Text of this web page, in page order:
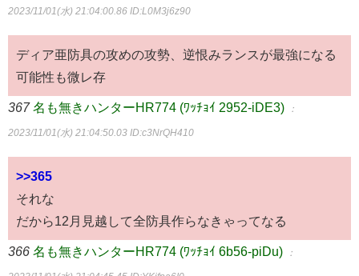
2023/11/01(水) 21:04:00.86 ID:L0M3j6z90
ディア亜防具の攻めの攻勢、逆恨みランスが最強になる
可能性も微レ存
367 名も無きハンターHR774 (ﾜｯﾁｮｲ 2952-iDE3) ：
2023/11/01(水) 21:04:50.03 ID:c3NrQH410
>>365
それな
だから12月見越して全防具作らなきゃってなる
366 名も無きハンターHR774 (ﾜｯﾁｮｲ 6b56-piDu) ：